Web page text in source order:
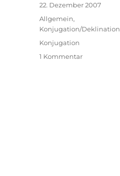
Veröffentlicht
am
22. Dezember 2007
Kategorien
Allgemein,
Konjugation/Deklination
Schlagwörter
Konjugation
1 Kommentarzu